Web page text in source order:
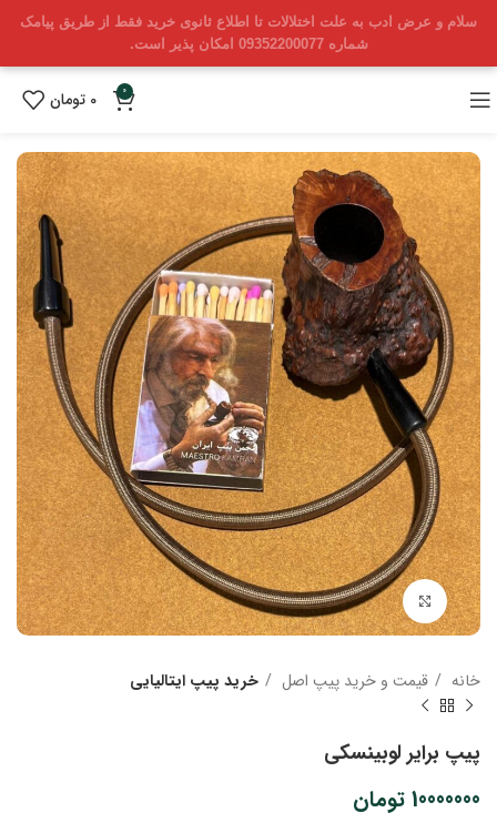
سلام و عرض ادب به علت اختلالات تا اطلاع ثانوی خرید فقط از طریق پیامک
شماره 09352200077 امکان پذیر است.
0
0 تومان
بزرگنمایی تصویر
خانه قیمت و خرید پیپ اصل خرید پیپ ایتالیایی
پیپ برایر لوبینسکی
10000000 تومان